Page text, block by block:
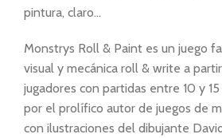
pintura, claro…
Monstrys Roll & Paint es un juego
visual y mecánica roll & write a
jugadores con partidas entre 10 y
por el prolífico autor de juegos de
con ilustraciones del dibujante